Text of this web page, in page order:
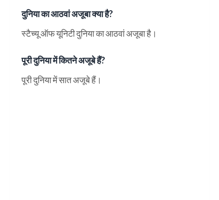
दुनिया का आठवां अजूबा क्या है?
स्टैच्यू ऑफ यूनिटी दुनिया का आठवां अजूबा है।
पूरी दुनिया में कितने अजूबे हैं?
पूरी दुनिया में सात अजूबे हैं।